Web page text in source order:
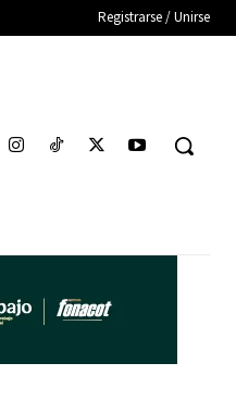
Registrarse / Unirse